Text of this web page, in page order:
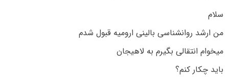
سلام
من ارشد روانشناسی بالینی ارومیه قبول شدم
میخوام انتقالی بگیرم به لاهیجان
باید چکار کنم؟